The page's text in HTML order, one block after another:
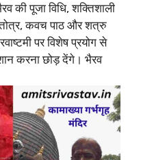
की पूजा विधि, शक्तिशाली
स्तोत्र, कवच पाठ और शत्रु
पर विशेष प्रयोग से
करना छोड़ देंगे। भैरव